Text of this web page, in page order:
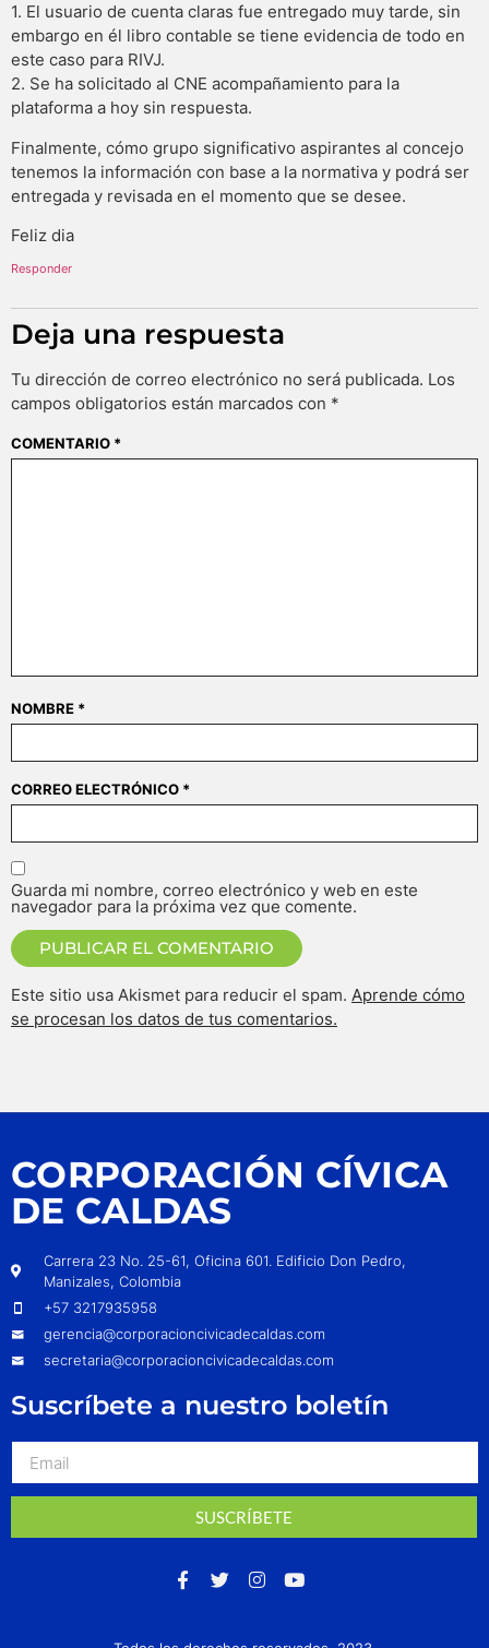
1. El usuario de cuenta claras fue entregado muy tarde, sin
embargo en él libro contable se tiene evidencia de todo en
este caso para RIVJ.
2. Se ha solicitado al CNE acompañamiento para la
plataforma a hoy sin respuesta.
Finalmente, cómo grupo significativo aspirantes al concejo
tenemos la información con base a la normativa y podrá ser
entregada y revisada en el momento que se desee.
Feliz dia
Responder
Deja una respuesta
Tu dirección de correo electrónico no será publicada. Los
campos obligatorios están marcados con *
COMENTARIO *
NOMBRE *
CORREO ELECTRÓNICO *
Guarda mi nombre, correo electrónico y web en este
navegador para la próxima vez que comente.
Este sitio usa Akismet para reducir el spam. Aprende cómo
se procesan los datos de tus comentarios.
CORPORACIÓN CÍVICA
DE CALDAS
Carrera 23 No. 25-61, Oficina 601. Edificio Don Pedro,
Manizales, Colombia
+57 3217935958
gerencia@corporacioncivicadecaldas.com
secretaria@corporacioncivicadecaldas.com
Suscríbete a nuestro boletín
SUSCRÍBETE